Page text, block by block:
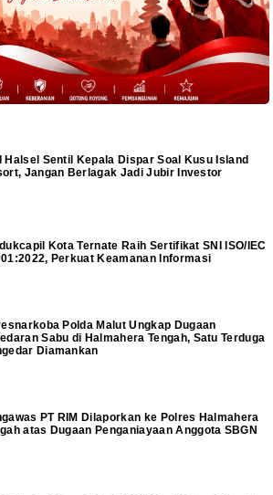
Halsel Sentil Kepala Dispar Soal Kusu Island
Jangan Berlagak Jadi Jubir Investor
Kota Ternate Raih Sertifikat SNI ISO/IEC
Perkuat Keamanan Informasi
Polda Malut Ungkap Dugaan
Sabu di Halmahera Tengah, Satu Terduga
Diamankan
PT RIM Dilaporkan ke Polres Halmahera
atas Dugaan Penganiayaan Anggota SBGN